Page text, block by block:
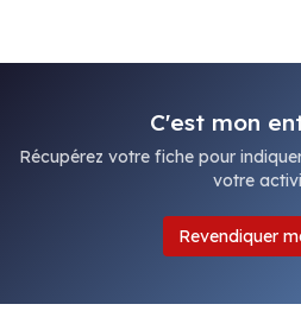
C'est mon
Récupérez votre fiche pour
votre
Revendiquer